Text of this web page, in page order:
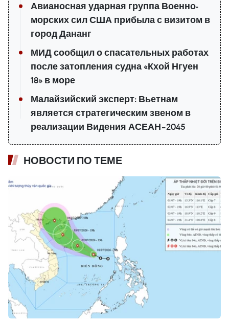
Авианосная ударная группа Военно-
морских сил США прибыла с визитом в
город Дананг
МИД сообщил о спасательных работах
после затопления судна «Кхой Нгуен
18» в море
Малайзийский эксперт: Вьетнам
является стратегическим звеном в
реализации Видения АСЕАН–2045
НОВОСТИ ПО ТЕМЕ